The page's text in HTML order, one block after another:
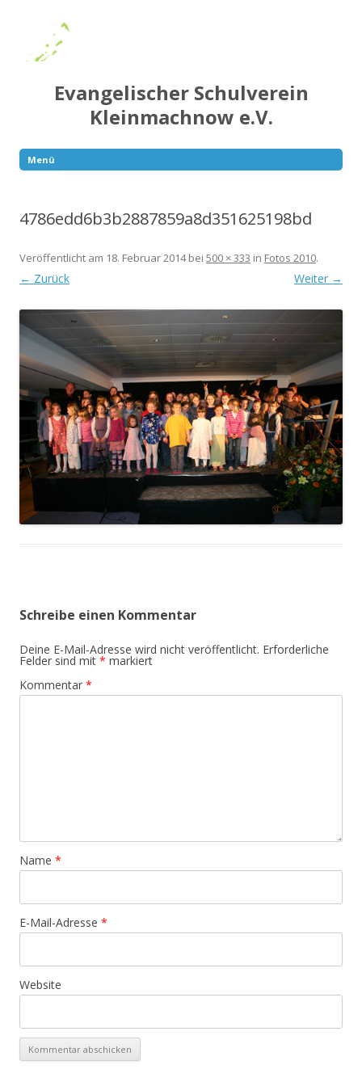
Evangelischer Schulverein
Kleinmachnow e.V.
Menü
4786edd6b3b2887859a8d351625198bd
Veröffentlicht am 18. Februar 2014bei 500 × 333 in Fotos 2010.
← Zurück Weiter →
Schreibe einen Kommentar
Deine E-Mail-Adresse wird nicht veröffentlicht. Erforderliche
Felder sind mit * markiert
Kommentar *
Name *
E-Mail-Adresse *
Website